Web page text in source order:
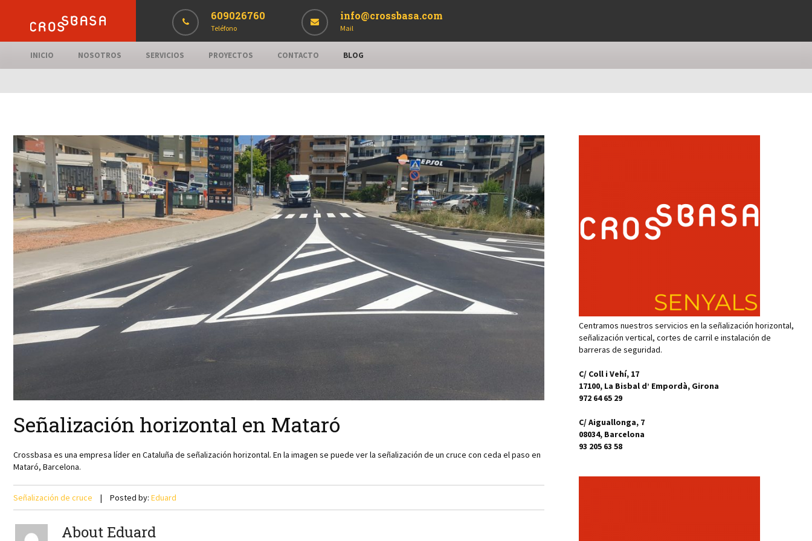
609026760
Teléfono
info@crossbasa.com
Mail
INICIO NOSOTROS SERVICIOS PROYECTOS CONTACTO BLOG
Señalización horizontal en Mataró
Crossbasa es una empresa líder en Cataluña de señalización horizontal. En la imagen se puede ver la señalización de un cruce con ceda el paso en
Mataró, Barcelona.
Señalización de cruce Posted by: Eduard
About Eduard
Centramos nuestros servicios en la señalización horizontal,
señalización vertical, cortes de carril e instalación de
barreras de seguridad.
C/ Coll i Vehí, 17
17100, La Bisbal d’ Empordà, Girona
972 64 65 29
C/ Aiguallonga, 7
08034, Barcelona
93 205 63 58